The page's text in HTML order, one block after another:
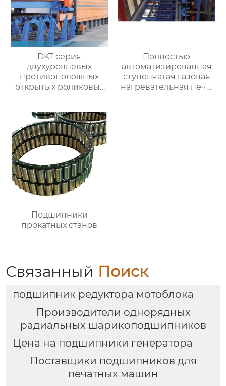
DKT серия
двухуровневых
противоположных
открытых роликовых
Полностью
автоматизированная
ступенчатая газовая
нагревательная печь,
Подшипники
прокатных станов
Связанный Поиск
подшипник редуктора мотоблока
Производители однорядных
радиальных шарикоподшипников
Цена на подшипники генератора
Поставщики подшипников для
печатных машин